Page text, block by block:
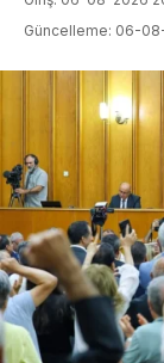
Güncelleme: 06-